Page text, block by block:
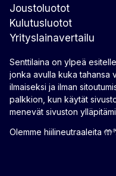
Joustoluotot
Kulutusluotot
Yrityslainavertailu
Senttilaina on ylpeä
jonka avulla kuka tahansa
ilmaiseksi ja ilman
palkkion, kun käytät
menevät sivuston
Olemme hiilineutraaleita